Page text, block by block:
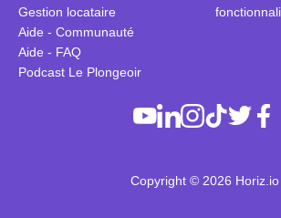
Gestion locataire
Aide - Communauté
Aide - FAQ
Podcast Le Plongeoir
Copyright © 2026 Horiz.io